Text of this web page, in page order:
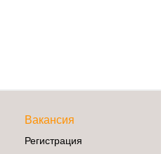
Вакансия
Регистрация